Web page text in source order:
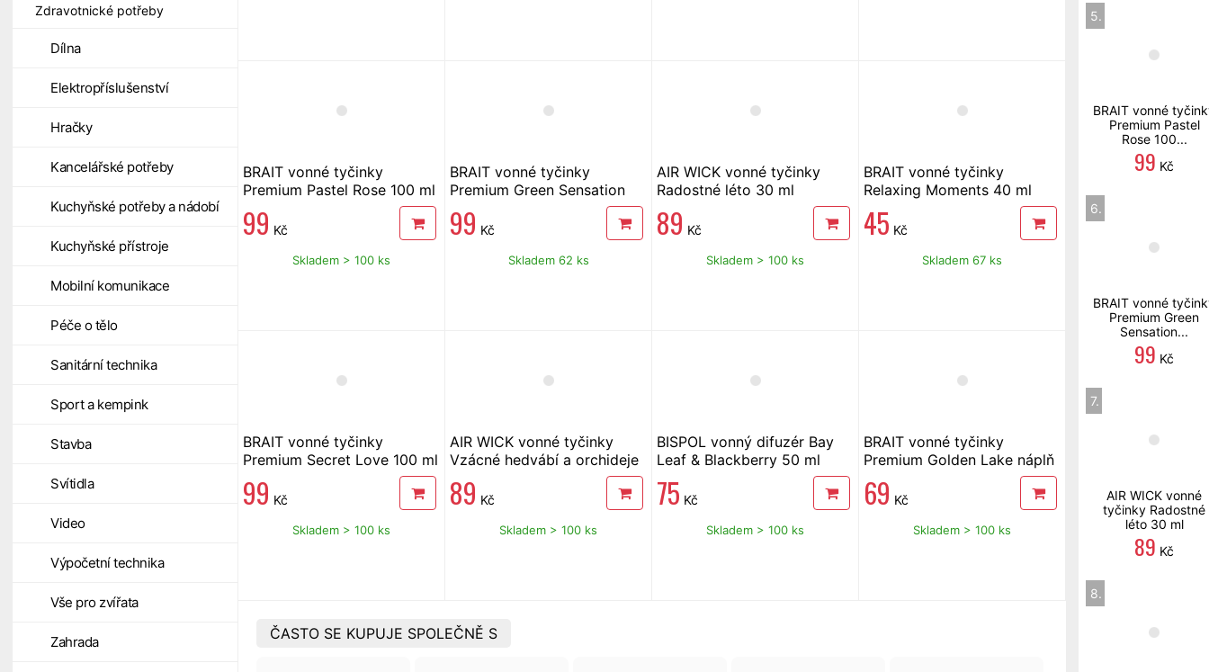
Zdravotnické potřeby
Dílna
Elektropříslušenství
Hračky
Kancelářské potřeby
Kuchyňské potřeby a nádobí
Kuchyňské přístroje
Mobilní komunikace
Péče o tělo
Sanitární technika
Sport a kempink
Stavba
Svítidla
Video
Výpočetní technika
Vše pro zvířata
Zahrada
BRAIT vonné tyčinky
Premium Pastel Rose 100 ml
99 Kč
Skladem > 100 ks
BRAIT vonné tyčinky
Premium Green Sensation
99 Kč
Skladem 62 ks
AIR WICK vonné tyčinky
Radostné léto 30 ml
89 Kč
Skladem > 100 ks
BRAIT vonné tyčinky
Relaxing Moments 40 ml
45 Kč
Skladem 67 ks
BRAIT vonné tyčinky
Premium Secret Love 100 ml
99 Kč
Skladem > 100 ks
AIR WICK vonné tyčinky
Vzácné hedvábí a orchideje
89 Kč
Skladem > 100 ks
BISPOL vonný difuzér Bay
Leaf & Blackberry 50 ml
75 Kč
Skladem > 100 ks
BRAIT vonné tyčinky
Premium Golden Lake náplň
69 Kč
Skladem > 100 ks
ČASTO SE KUPUJE SPOLEČNĚ S
5.
BRAIT vonné
Premium Pastel
Rose 100...
99 Kč
6.
BRAIT vonné
Premium Green
Sensation...
99 Kč
7.
AIR WICK vonné
tyčinky Radostné
léto 30 ml
89 Kč
8.